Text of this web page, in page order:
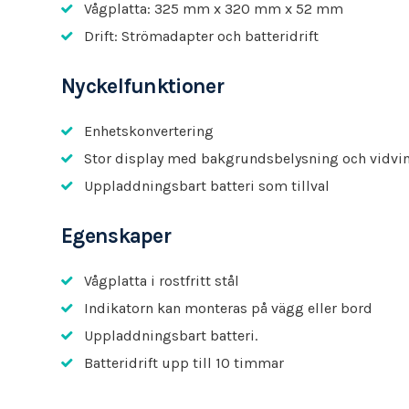
Vågplatta: 325 mm x 320 mm x 52 mm
Drift: Strömadapter och batteridrift
Nyckelfunktioner
Enhetskonvertering
Stor display med bakgrundsbelysning och
Uppladdningsbart batteri som tillval
Egenskaper
Vågplatta i rostfritt stål
Indikatorn kan monteras på vägg eller bord
Uppladdningsbart batteri.
Batteridrift upp till 10 timmar